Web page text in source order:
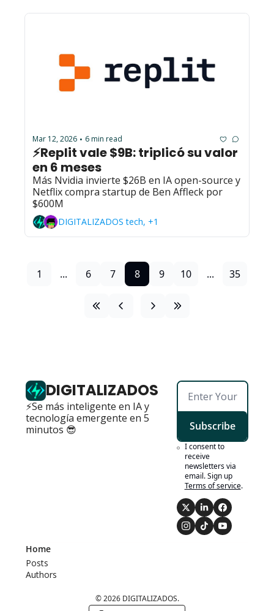
Mar 12, 2026 • 6 min read
⚡Replit vale $9B: triplicó su valor
en 6 meses
Más Nvidia invierte $26B en IA open-source y
Netflix compra startup de Ben Affleck por
$600M
DIGITALIZADOS tech, +1
1 ... 6 7 8 9 10 ... 35
DIGITALIZADOS
⚡Se más inteligente en IA y
tecnología emergente en 5
minutos 😎
Subscribe
I consent to
receive
newsletters via
email. Sign up
Terms of service.
Home
Posts
Authors
© 2026 DIGITALIZADOS.